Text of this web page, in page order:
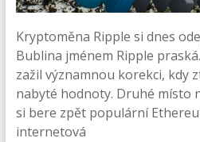
Kryptoměna Ripple si dnes
Bublina jménem Ripple
zažil významnou korekci, kdy
nabyté hodnoty. Druhé místo
si bere zpět populární
internetová